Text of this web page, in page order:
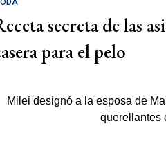
secreta de las
para el pelo